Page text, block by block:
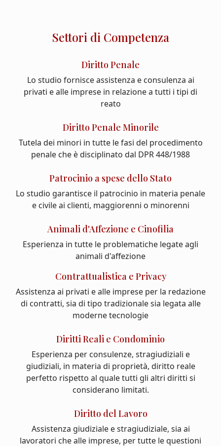
Settori di Competenza
Diritto Penale
Lo studio fornisce assistenza e consulenza ai
privati e alle imprese in relazione a tutti i tipi di
reato
Diritto Penale Minorile
Tutela dei minori in tutte le fasi del procedimento
penale che è disciplinato dal DPR 448/1988
Patrocinio a spese dello Stato
Lo studio garantisce il patrocinio in materia penale
e civile ai clienti, maggiorenni o minorenni
Animali d'Affezione e Cinofilia
Esperienza in tutte le problematiche legate agli
animali d'affezione
Contrattualistica e Privacy
Assistenza ai privati e alle imprese per la redazione
di contratti, sia di tipo tradizionale sia legata alle
moderne tecnologie
Diritti Reali e Condominio
Esperienza per consulenze, stragiudiziali e
giudiziali, in materia di proprietà, diritto reale
perfetto rispetto al quale tutti gli altri diritti si
considerano limitati.
Diritto del Lavoro
Assistenza giudiziale e stragiudiziale, sia ai
lavoratori che alle imprese, per tutte le questioni